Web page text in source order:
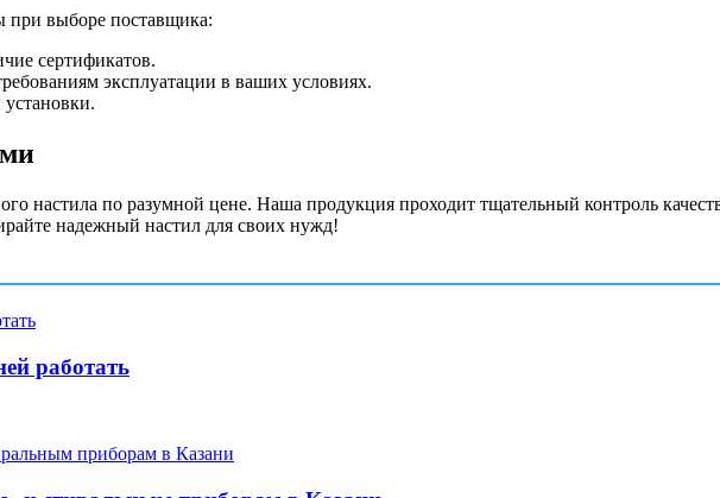
выборе поставщика:
сертификатов.
эксплуатации в ваших условиях.
настила по разумной цене. Наша продукция проходит тщательный контроль
надежный настил для своих нужд!
работать